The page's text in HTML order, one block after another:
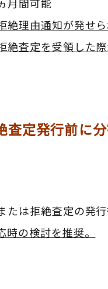
絶理由通知が発せ
絶査定を受領した
査定発行前に
たは拒絶査定の発行
の検討を推奨。